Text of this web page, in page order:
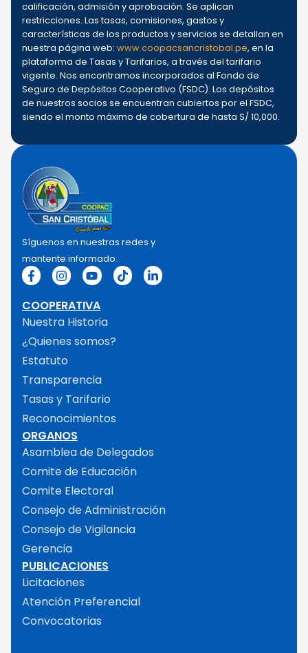
calificación, admisión y aprobación. Se aplican
restricciones. Las tasas, comisiones, gastos y
características de los productos y servicios se detallan en
nuestra página web: www.coopacsancristobal.pe, en la
plataforma de Tasas y Tarifarios, a través del tarifario
vigente. Nos encontramos incorporados al Fondo de
Seguro de Depósitos Cooperativo (FSDC). Los depósitos
de nuestros socios se encuentran cubiertos por el FSDC,
siendo el monto máximo de cobertura de hasta S/ 10,000.
Síguenos en nuestras redes y
mantente informado.
COOPERATIVA
Nuestra Historia
¿Quienes somos?
Estatuto
Transparencia
Tasas y Tarifario
Reconocimientos
ORGANOS
Asamblea de Delegados
Comite de Educación
Comite Electoral
Consejo de Administración
Consejo de Vigilancia
Gerencia
PUBLICACIONES
Licitaciones
Atención Preferencial
Convocatorias